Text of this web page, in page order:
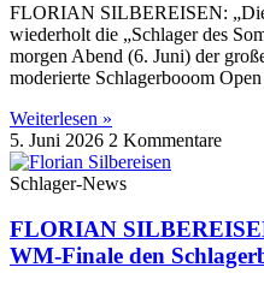
FLORIAN SILBEREISEN:
wiederholt die „Schlager des
morgen Abend (6. Juni) der
moderierte Schlagerbooom
Weiterlesen »
5. Juni 2026 2 Kommentare
Schlager-News
FLORIAN
WM-Finale den